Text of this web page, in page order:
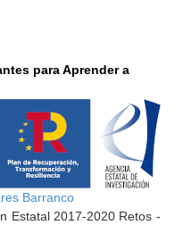
para Aprender a
Barranco
Estatal 2017-2020 Retos -